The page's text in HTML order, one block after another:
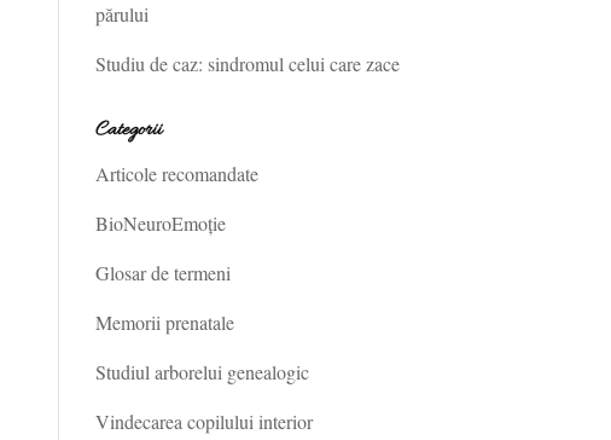
părului
Studiu de caz: sindromul celui care zace
Categorii
Articole recomandate
BioNeuroEmoție
Glosar de termeni
Memorii prenatale
Studiul arborelui genealogic
Vindecarea copilului interior